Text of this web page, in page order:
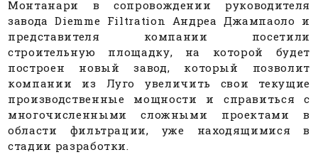
Монтанари в сопровождении руководителя
завода Diemme Filtration Андреа Джампаоло и
представителя компании посетили
строительную площадку, на которой будет
построен новый завод, который позволит
компании из Луго увеличить свои текущие
производственные мощности и справиться с
многочисленными сложными проектами в
области фильтрации, уже находящимися в
стадии разработки.